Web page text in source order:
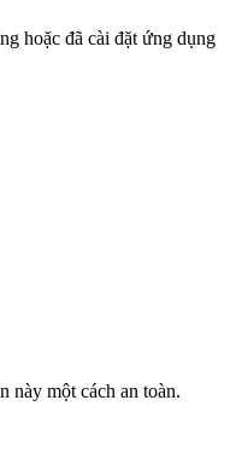
hoặc đã cài đặt ứng dụng
này một cách an toàn.